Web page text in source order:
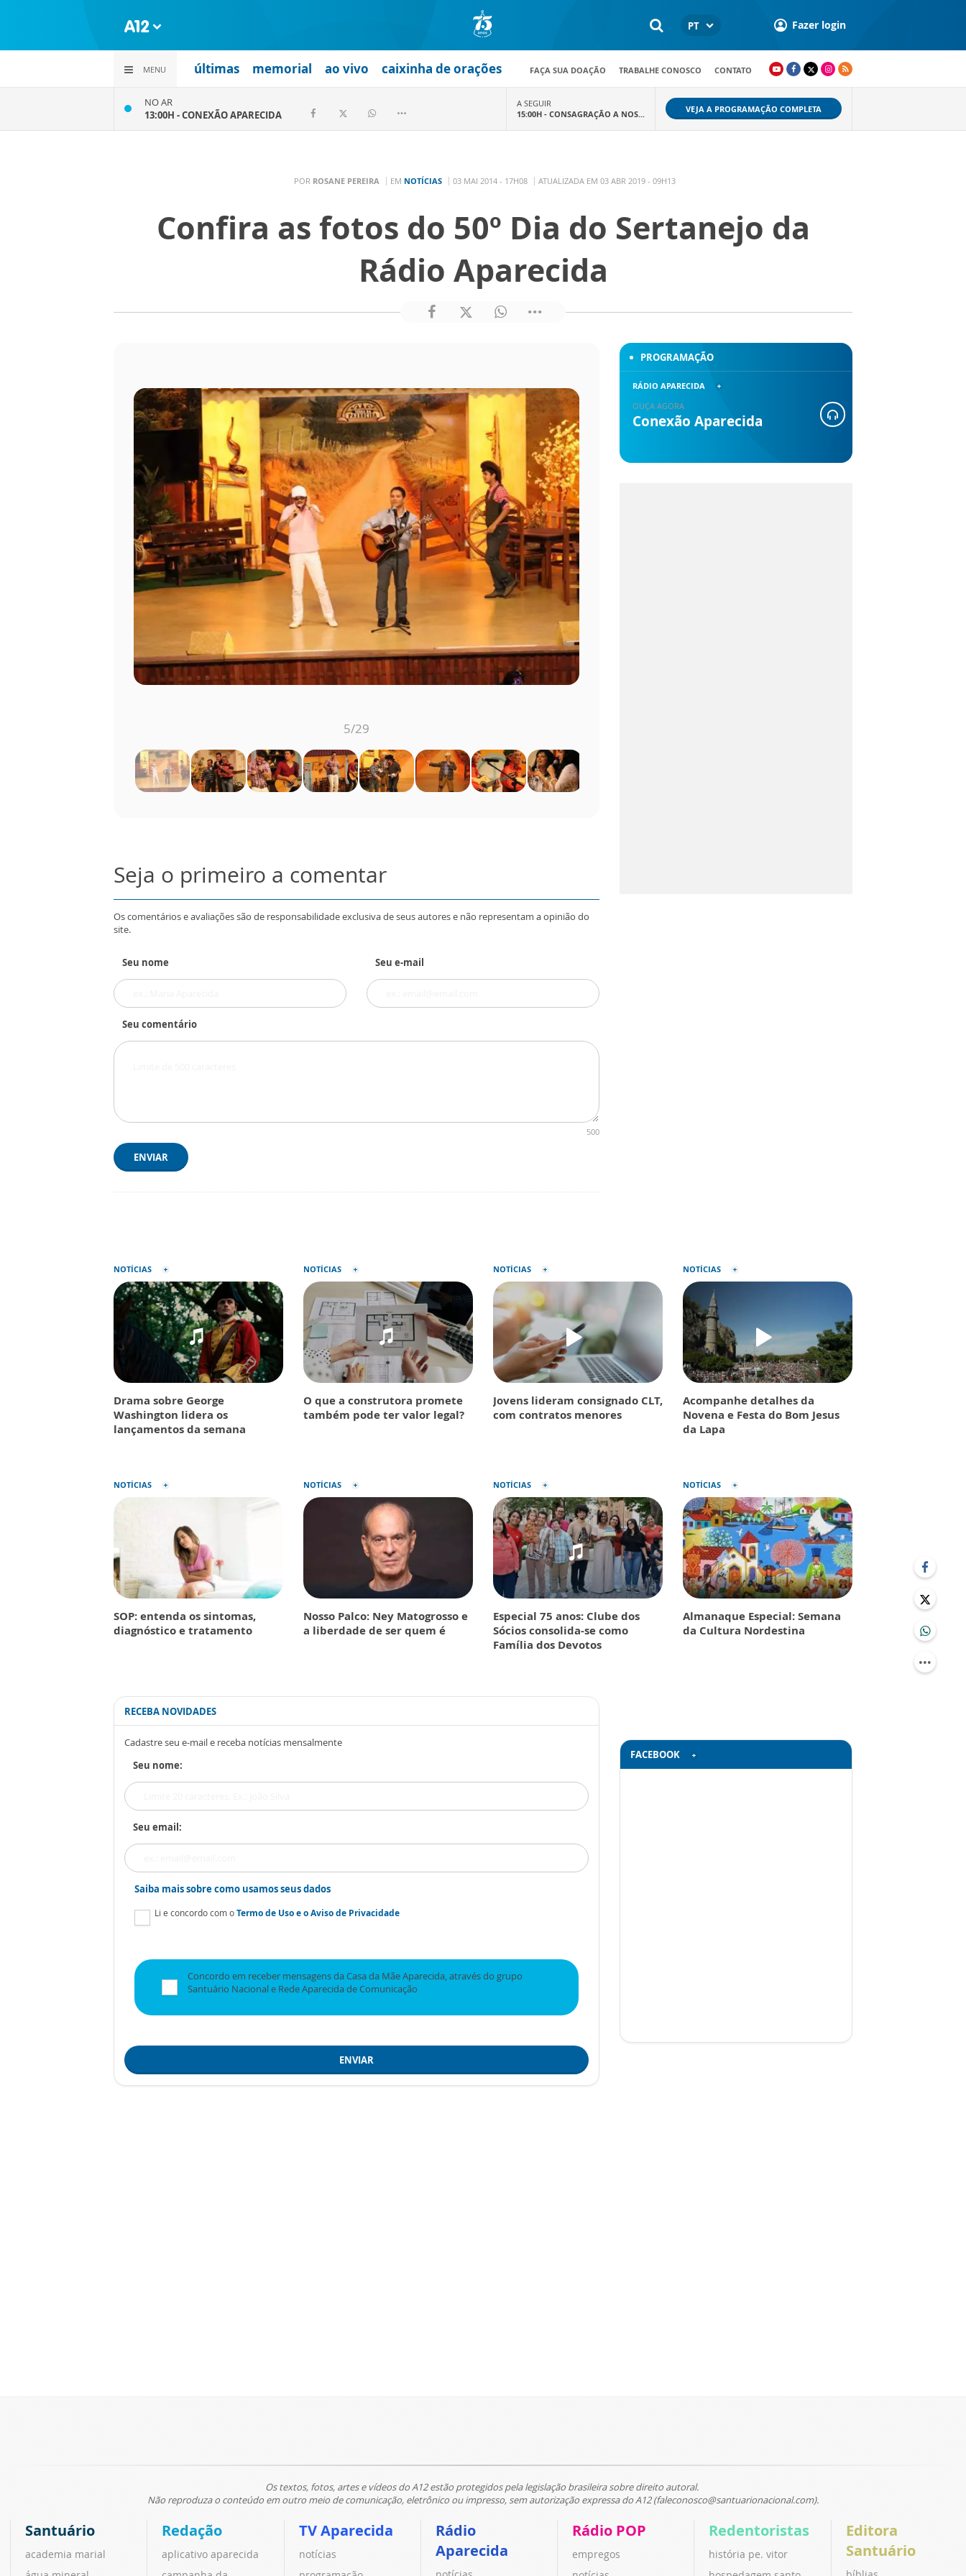
PT Fazer login
MENU últimas memorial ao vivo caixinha de orações FAÇA SUA DOAÇÃO TRABALHE CONOSCO CONTATO
NO AR
13:00H -CONEXÃO APARECIDA
A SEGUIR
15:00H - CONSAGRAÇÃO A NOS... VEJA A PROGRAMAÇÃO COMPLETA
POR ROSANE PEREIRA EM NOTÍCIAS 03 MAI 2014 - 17H08 ATUALIZADA EM 03 ABR 2019 - 09H13
Confira as fotos do 50º Dia do Sertanejo da
Rádio Aparecida
5/29
Seja o primeiro a comentar
Os comentários e avaliações são de responsabilidade exclusiva de seus autores e não representam a opinião do
site.
Seu nome Seu e-mail
Seu comentário
500
ENVIAR
PROGRAMAÇÃO
RÁDIO APARECIDA
OUÇA AGORA
Conexão Aparecida
NOTÍCIAS
Drama sobre George
Washington lidera os
lançamentos da semana
NOTÍCIAS
O que a construtora promete
também pode ter valor legal?
NOTÍCIAS
Jovens lideram consignado CLT,
com contratos menores
NOTÍCIAS
Acompanhe detalhes da
Novena e Festa do Bom Jesus
da Lapa
NOTÍCIAS
SOP: entenda os sintomas,
diagnóstico e tratamento
NOTÍCIAS
Nosso Palco: Ney Matogrosso e
a liberdade de ser quem é
NOTÍCIAS
Especial 75 anos: Clube dos
Sócios consolida-se como
Família dos Devotos
NOTÍCIAS
Almanaque Especial: Semana
da Cultura Nordestina
RECEBA NOVIDADES
Cadastre seu e-mail e receba notícias mensalmente
Seu nome:
Seu email:
Saiba mais sobre como usamos seus dados
Li e concordo com oTermo de Usoe oAviso de Privacidade
Concordo em receber mensagens da Casa da Mãe Aparecida, através do grupo
Santuário Nacional e Rede Aparecida de Comunicação
ENVIAR
FACEBOOK
Os textos, fotos, artes e vídeos do A12 estão protegidos pela legislação brasileira sobre direito autoral.
Não reproduza o conteúdo em outro meio de comunicação, eletrônico ou impresso, sem autorização expressa do A12 (faleconosco@santuarionacional.com).
Santuário
academia marial
Redação
aplicativo aparecida
TV Aparecida
notícias
Rádio
Aparecida
Rádio POP
empregos
Redentoristas
história pe. vitor
Editora
Santuário